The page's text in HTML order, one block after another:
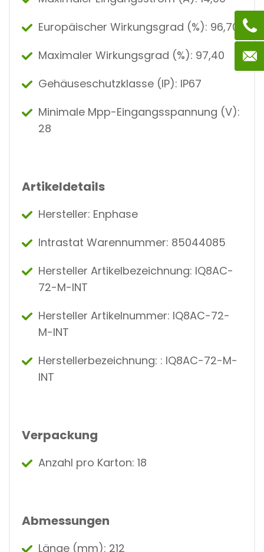
Europäischer Wirkungsgrad (%): 96,70
Maximaler Wirkungsgrad (%): 97,40
Gehäuseschutzklasse (IP): IP67
Minimale Mpp-Eingangsspannung (V):
28
Artikeldetails
Hersteller: Enphase
Intrastat Warennummer: 85044085
Hersteller Artikelbezeichnung: IQ8AC-
72-M-INT
Hersteller Artikelnummer: IQ8AC-72-
M-INT
Herstellerbezeichnung: : IQ8AC-72-M-
INT
Verpackung
Anzahl pro Karton: 18
Abmessungen
Länge (mm): 212